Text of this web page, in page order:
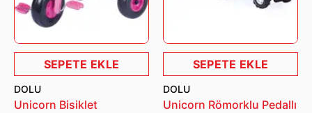
SEPETE EKLE
DOLU
Unicorn Bisiklet
SEPETE EKLE
DOLU
Unicorn Römorklu Pedallı